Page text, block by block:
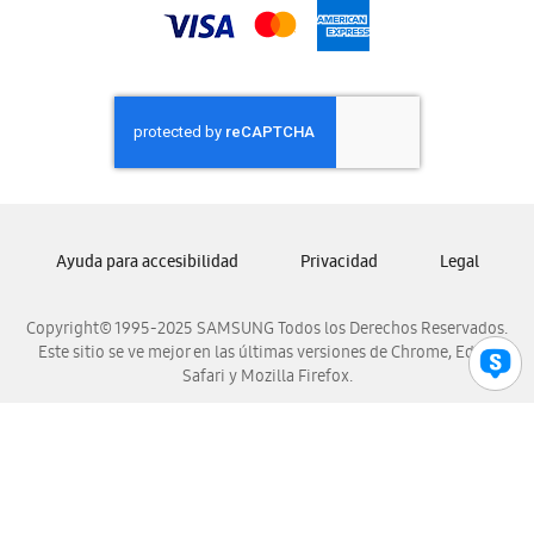
Samsung Nicaragua
Samsung Panamá
Samsung República Dominicana
Samsung Venezuela
Copyright© 1995-2025 SAMSUNG Todos los Derechos Reservados.
Este sitio se ve mejor en las últimas versiones de Chrome, Edge,
Safari y Mozilla Firefox.
Ayuda para accesibilidad Privacidad Legal